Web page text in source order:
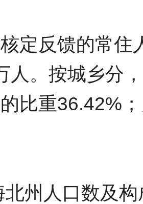
定反馈的常住
人。按城乡分
比重36.42%
州人口数及构